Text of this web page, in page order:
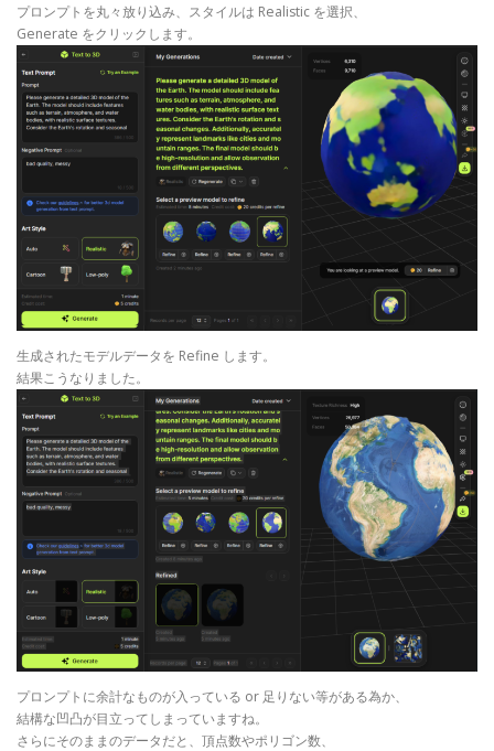
プロンプトを丸々放り込み、スタイルは Realistic を選択、
Generate をクリックします。
生成されたモデルデータを Refine します。
結果こうなりました。
プロンプトに余計なものが入っている or 足りない等がある為か、
結構な凹凸が目立ってしまっていますね。
さらにそのままのデータだと、頂点数やポリゴン数、